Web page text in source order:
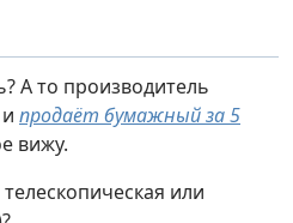
А то производитель
продаёт бумажный за 5
вижу.
или